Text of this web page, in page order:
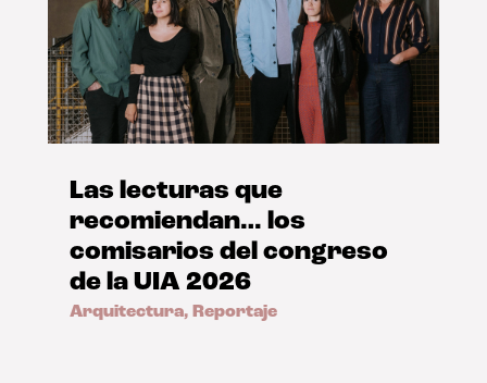
Las lecturas que
recomiendan… los
comisarios del congreso
de la UIA 2026
Arquitectura, Reportaje